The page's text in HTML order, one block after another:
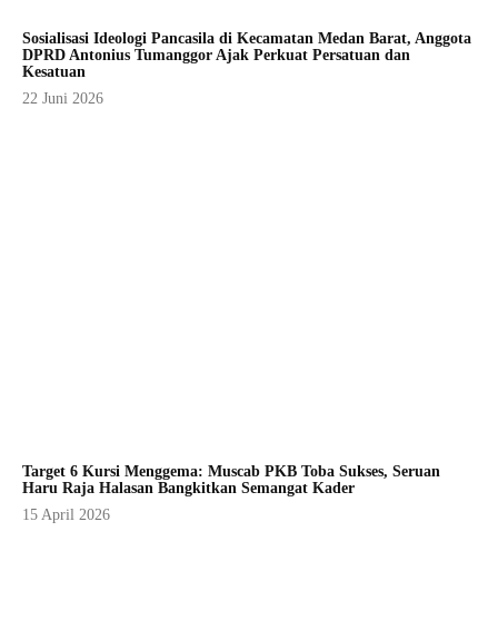
Sosialisasi Ideologi Pancasila di Kecamatan Medan Barat, Anggota
DPRD Antonius Tumanggor Ajak Perkuat Persatuan dan
Kesatuan
22 Juni 2026
Target 6 Kursi Menggema: Muscab PKB Toba Sukses, Seruan
Haru Raja Halasan Bangkitkan Semangat Kader
15 April 2026